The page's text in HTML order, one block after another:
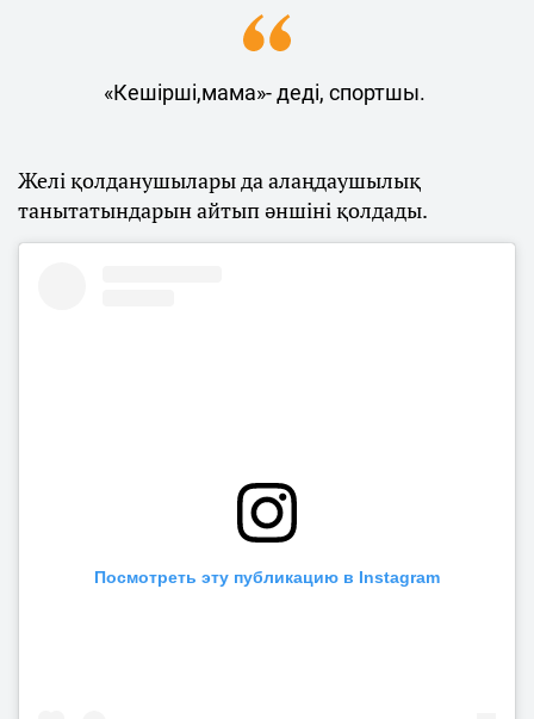
«Кешірші,мама»- деді, спортшы.
Желі қолданушылары да алаңдаушылық
танытатындарын айтып әншіні қолдады.
Посмотреть эту публикацию в Instagram